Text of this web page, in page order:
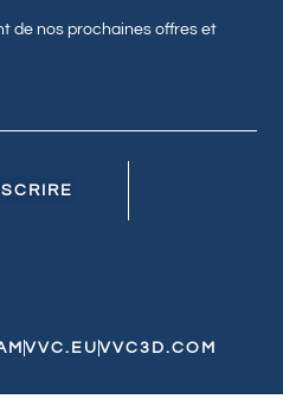
de nos prochaines offres et
VVC.EU VVC3D.COM